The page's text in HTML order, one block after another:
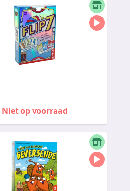
Niet op voorraad